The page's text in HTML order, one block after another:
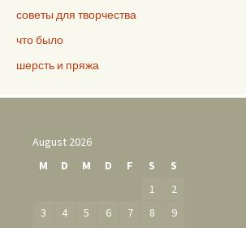
советы для творчества
что было
шерсть и пряжа
August 2026
M
D M D F S
S
1
2
3
4 5 6 7 8
9